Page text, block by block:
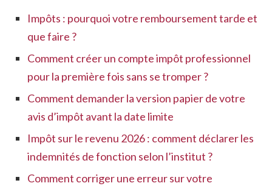
Impôts : pourquoi votre remboursement tarde et
que faire ?
Comment créer un compte impôt professionnel
pour la première fois sans se tromper ?
Comment demander la version papier de votre
avis d’impôt avant la date limite
Impôt sur le revenu 2026 : comment déclarer les
indemnités de fonction selon l’institut ?
Comment corriger une erreur sur votre